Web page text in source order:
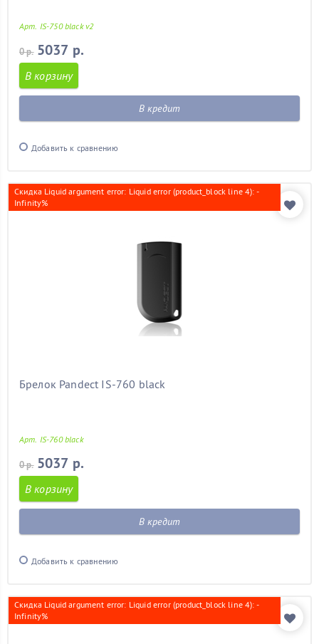
Арт. IS-750 black v2
0 р. 5037 р.
В корзину
В кредит
Добавить к сравнению
Скидка Liquid argument error: Liquid error (product_block line 4): -
Infinity%
Брелок Pandect IS-760 black
Арт. IS-760 black
0 р. 5037 р.
В корзину
В кредит
Добавить к сравнению
Скидка Liquid argument error: Liquid error (product_block line 4): -
Infinity%